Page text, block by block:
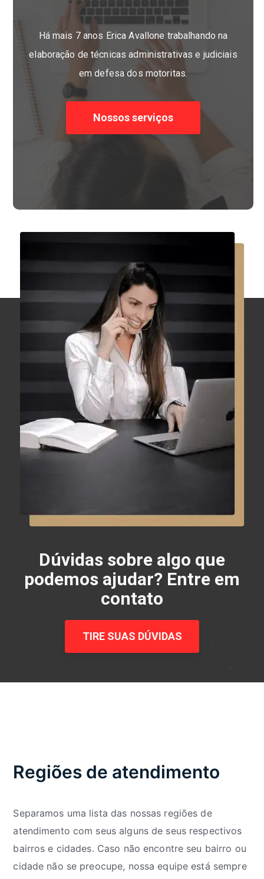
Há mais 7 anos Erica Avallone trabalhando na
elaboração de técnicas administrativas e judiciais
em defesa dos motoritas.
Nossos serviços
Dúvidas sobre algo que
podemos ajudar? Entre em
contato
TIRE SUAS DÚVIDAS
Regiões de atendimento
Separamos uma lista das nossas regiões de
atendimento com seus alguns de seus respectivos
bairros e cidades. Caso não encontre seu bairro ou
cidade não se preocupe, nossa equipe está sempre